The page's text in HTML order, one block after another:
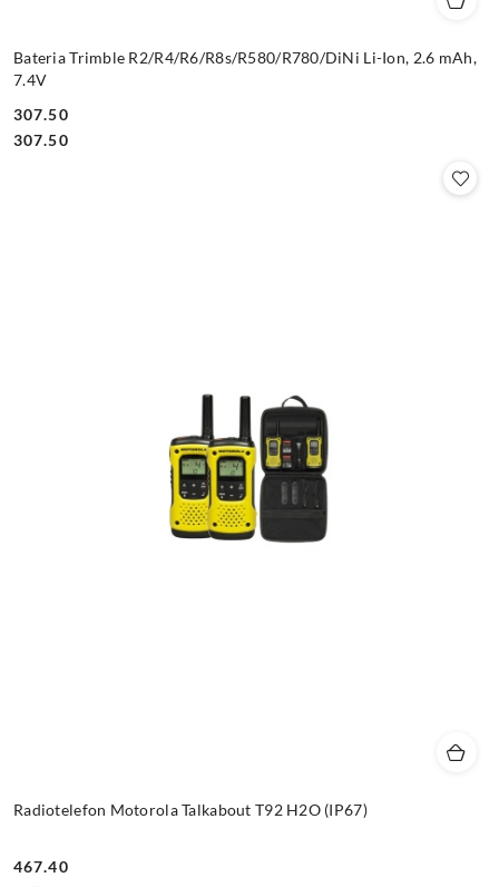
Bateria Trimble R2/R4/R6/R8s/R580/R780/DiNi Li-Ion, 2.6 mAh,
7.4V
Cena:
307.50
Cena:
307.50
Radiotelefon Motorola Talkabout T92 H2O (IP67)
467.40